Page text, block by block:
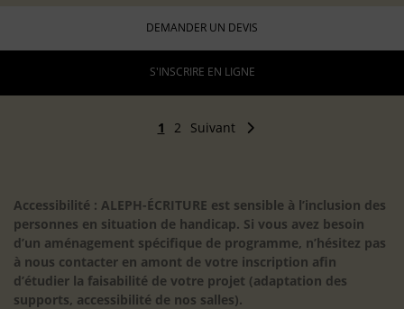
DEMANDER UN DEVIS
S'INSCRIRE EN LIGNE
1 2 Suivant
Accessibilité : ALEPH-ÉCRITURE est sensible à l’inclusion des
personnes en situation de handicap. Si vous avez besoin
d’un aménagement spécifique de programme, n’hésitez pas
à nous contacter en amont de votre inscription afin
d’étudier la faisabilité de votre projet (adaptation des
supports, accessibilité de nos salles).